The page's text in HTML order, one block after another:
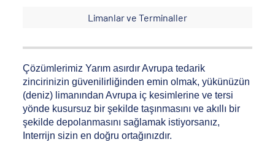
Limanlar ve Terminaller
Çözümlerimiz Yarım asırdır Avrupa tedarik
zincirinizin güvenilirliğinden emin olmak, yükünüzün
(deniz) limanından Avrupa iç kesimlerine ve tersi
yönde kusursuz bir şekilde taşınmasını ve akıllı bir
şekilde depolanmasını sağlamak istiyorsanız,
Interrijn sizin en doğru ortağınızdır.